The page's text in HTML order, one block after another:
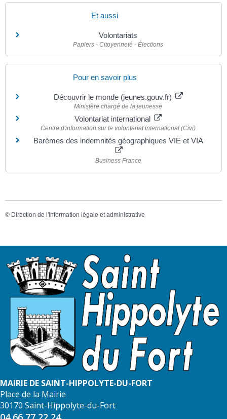
Et aussi
Volontariats
Papiers - Citoyenneté - Élections
Pour en savoir plus
Découvrir le monde (jeunes.gouv.fr)
Ministère chargé de la jeunesse
Volontariat international
Centre d'information sur le volontariat international (Civi)
Barèmes des indemnités géographiques VIE et VIA
Business France
© Direction de l'information légale et administrative
MAIRIE DE SAINT-HIPPOLYTE-DU-FORT
Place de la Mairie
30170 Saint-Hippolyte-du-Fort